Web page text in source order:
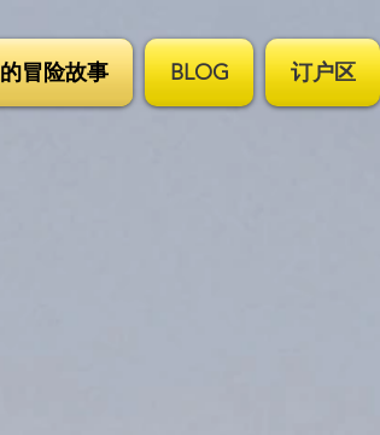
冒险故事 BLOG 订户区